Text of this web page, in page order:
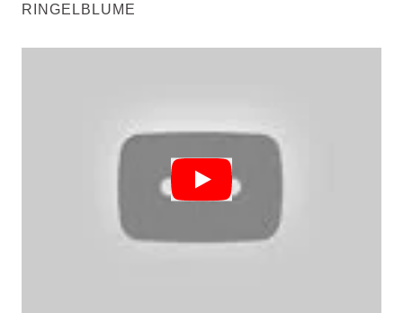
RINGELBLUME